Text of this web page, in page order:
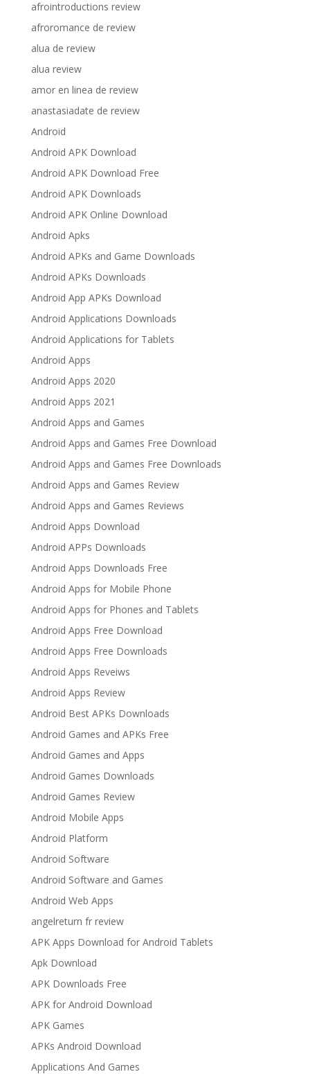
afrointroductions review
afroromance de review
alua de review
alua review
amor en linea de review
anastasiadate de review
Android
Android APK Download
Android APK Download Free
Android APK Downloads
Android APK Online Download
Android Apks
Android APKs and Game Downloads
Android APKs Downloads
Android App APKs Download
Android Applications Downloads
Android Applications for Tablets
Android Apps
Android Apps 2020
Android Apps 2021
Android Apps and Games
Android Apps and Games Free Download
Android Apps and Games Free Downloads
Android Apps and Games Review
Android Apps and Games Reviews
Android Apps Download
Android APPs Downloads
Android Apps Downloads Free
Android Apps for Mobile Phone
Android Apps for Phones and Tablets
Android Apps Free Download
Android Apps Free Downloads
Android Apps Reveiws
Android Apps Review
Android Best APKs Downloads
Android Games and APKs Free
Android Games and Apps
Android Games Downloads
Android Games Review
Android Mobile Apps
Android Platform
Android Software
Android Software and Games
Android Web Apps
angelreturn fr review
APK Apps Download for Android Tablets
Apk Download
APK Downloads Free
APK for Android Download
APK Games
APKs Android Download
Applications And Games